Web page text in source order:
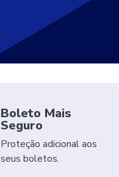
Boleto Mais
Seguro
Proteção adicional aos
seus boletos.